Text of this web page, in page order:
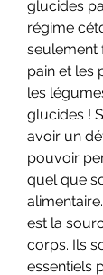
glucides
régime
seulement
pain et les
les
glucides !
avoir un
pouvoir
quel que
est la
corps. Ils
essentiels